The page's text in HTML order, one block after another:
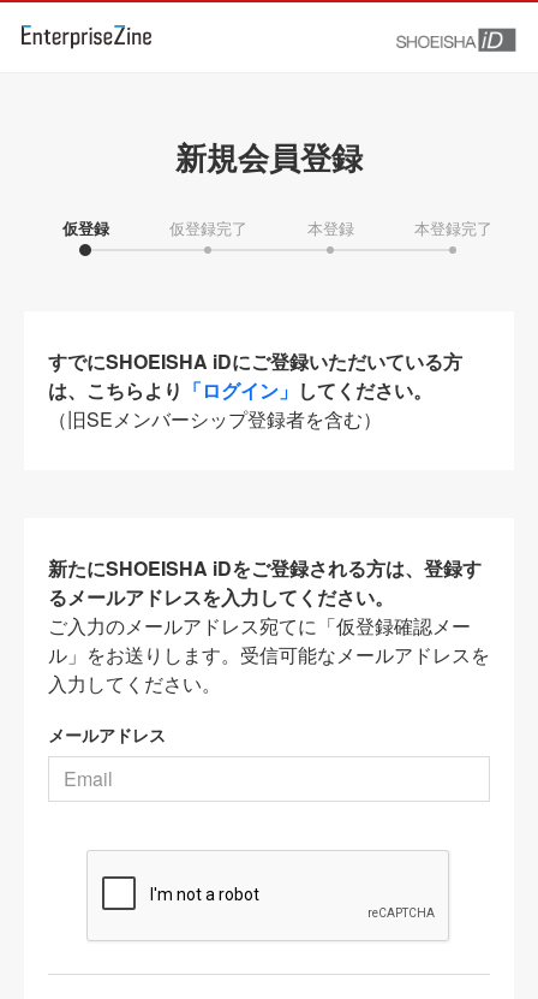
新規会員登録
仮登録 仮登録完了 本登録 本登録完了
すでにSHOEISHA iDにご登録いただいている方
は、こちらより 「ログイン」 してください。
（旧SEメンバーシップ登録者を含む）
新たにSHOEISHA iDをご登録される方は、登録す
るメールアドレスを入力してください。
ご入力のメールアドレス宛てに「仮登録確認メー
ル」をお送りします。受信可能なメールアドレスを
入力してください。
メールアドレス